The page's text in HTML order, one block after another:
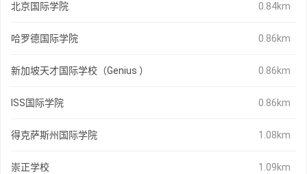
北京国际学院 0.84km
哈罗德国际学院 0.86km
新加坡天才国际学校（Genius ） 0.86km
ISS国际学院 0.86km
得克萨斯州国际学院 1.08km
崇正学校 1.09km